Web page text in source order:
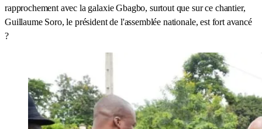
rapprochement avec la galaxie Gbagbo, surtout que sur ce chantier,
Guillaume Soro, le président de l'assemblée nationale, est fort avancé
?